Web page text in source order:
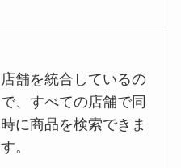
店舗を統合しているの
で、すべての店舗で同
時に商品を検索できま
す。